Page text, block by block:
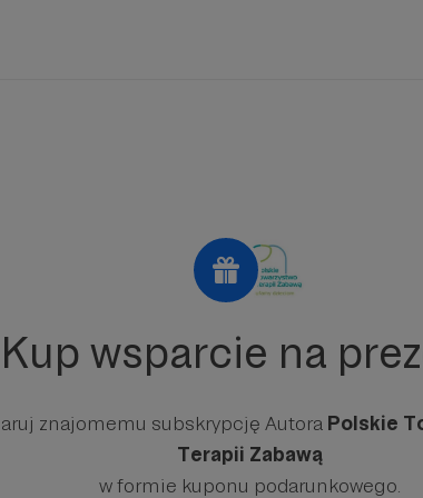
Kup wsparcie na
znajomemu subskrypcję Autora Polskie
Terapii Zabawą
w formie kuponu podarunkowego.